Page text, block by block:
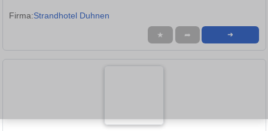
Firma:Strandhotel Duhnen
★ ➦ ➜